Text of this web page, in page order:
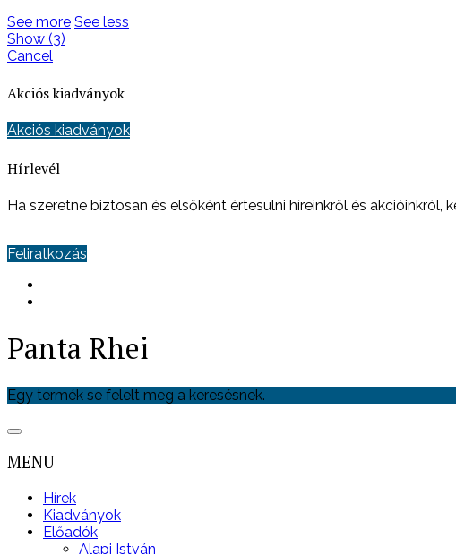
See more See less
Show (3)
Cancel
Akciós kiadványok
Akciós kiadványok
Hírlevél
Ha szeretne biztosan és elsőként értesülni híreinkről és akcióinkról,
Feliratkozás
Panta Rhei
Egy termék se felelt meg a keresésnek.
MENU
Hírek
Kiadványok
Előadók
Alapi István